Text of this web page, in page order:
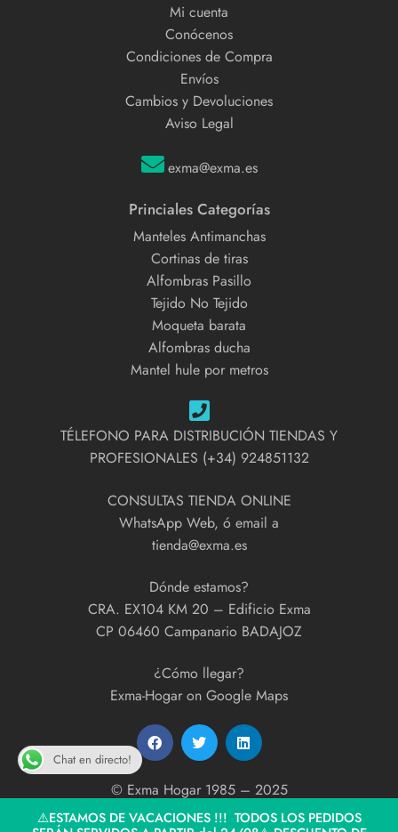
⚠️ESTAMOS DE VACACIONES !!! TODOS LOS PEDIDOS
Mi cuenta
Conócenos
Condiciones de Compra
Envíos
Cambios y Devoluciones
Aviso Legal
exma@exma.es
Princiales Categorías
Manteles Antimanchas
Cortinas de tiras
Alfombras Pasillo
Tejido No Tejido
Moqueta barata
Alfombras ducha
Mantel hule por metros
TÉLEFONO PARA DISTRIBUCIÓN TIENDAS Y
PROFESIONALES (+34) 924851132
CONSULTAS TIENDA ONLINE
WhatsApp Web, ó email a
tienda@exma.es
Dónde estamos?
CRA. EX104 KM 20 – Edificio Exma
CP 06460 Campanario BADAJOZ
¿Cómo llegar?
Exma-Hogar on Google Maps
© Exma Hogar 1985 – 2025
developed by ExmaPrint!
Chat en directo!